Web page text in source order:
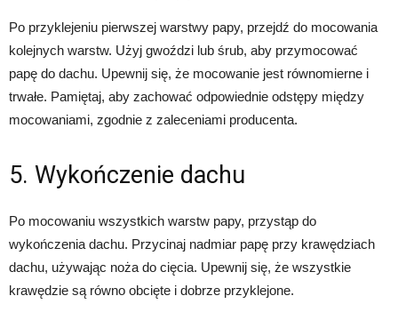
Po przyklejeniu pierwszej warstwy papy, przejdź do mocowania
kolejnych warstw. Użyj gwoździ lub śrub, aby przymocować
papę do dachu. Upewnij się, że mocowanie jest równomierne i
trwałe. Pamiętaj, aby zachować odpowiednie odstępy między
mocowaniami, zgodnie z zaleceniami producenta.
5. Wykończenie dachu
Po mocowaniu wszystkich warstw papy, przystąp do
wykończenia dachu. Przycinaj nadmiar papę przy krawędziach
dachu, używając noża do cięcia. Upewnij się, że wszystkie
krawędzie są równo obcięte i dobrze przyklejone.